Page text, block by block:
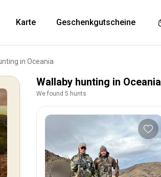
Karte Geschenkgutscheine
in Oceania
Wallaby hunting in Oceania
We found 5 hunts